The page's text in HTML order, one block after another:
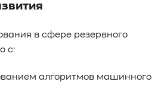
в сфере резервного
с:
алгоритмов машинного